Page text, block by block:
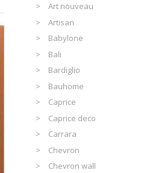
Art nouveau
Artisan
Babylone
Bali
Bardiglio
Bauhome
Caprice
Caprice deco
Carrara
Chevron
Chevron wall